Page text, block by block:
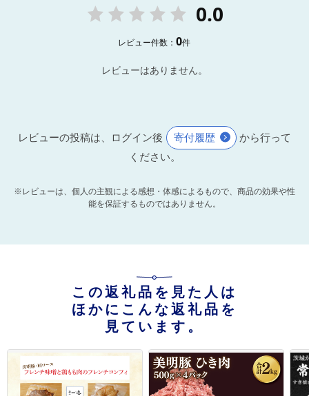
0.0
レビュー件数：0件
レビューはありません。
レビューの投稿は、ログイン後 寄付履歴
から行って
ください。
※レビューは、個人の主観による感想・体感によるもので、商品の効果や性
能を保証するものではありません。
この返礼品を見た人は
ほかにこんな返礼品を
見ています。